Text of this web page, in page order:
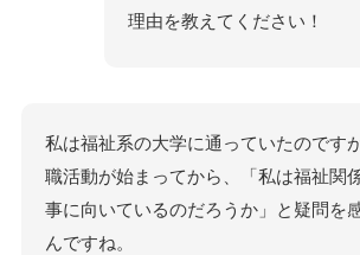
理由を教えてください！
私は福祉系の大学に通っていたのです
職活動が始まってから、「私は福祉関
事に向いているのだろうか」と疑問を
んですね。